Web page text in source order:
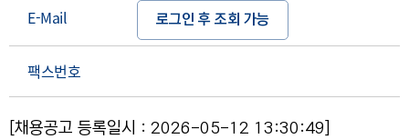
E-Mail 로그인 후 조회 가능
팩스번호
[채용공고 등록일시 : 2026-05-12 13:30:49]